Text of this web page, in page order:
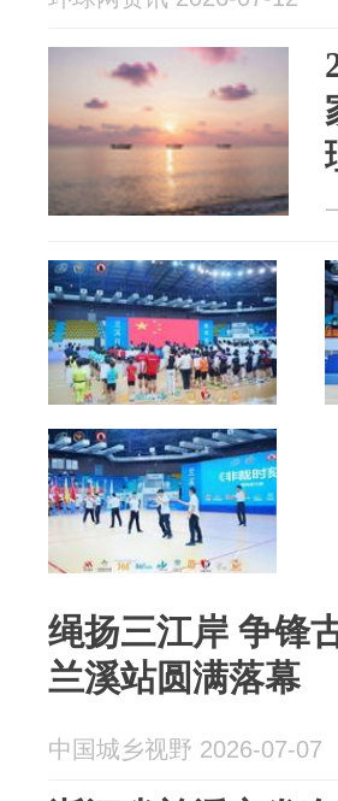
绳扬三江岸 争锋
兰溪站圆满落幕
中国城乡视野 2026-07-07